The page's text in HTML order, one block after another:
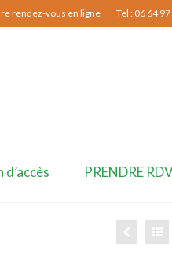
rendez-vous en ligne Tel : 06 64
d’accès PRENDRE